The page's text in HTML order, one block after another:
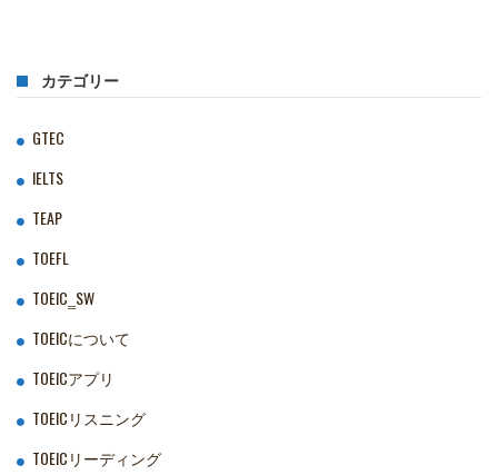
カテゴリー
GTEC
IELTS
TEAP
TOEFL
TOEIC‗SW
TOEICについて
TOEICアプリ
TOEICリスニング
TOEICリーディング